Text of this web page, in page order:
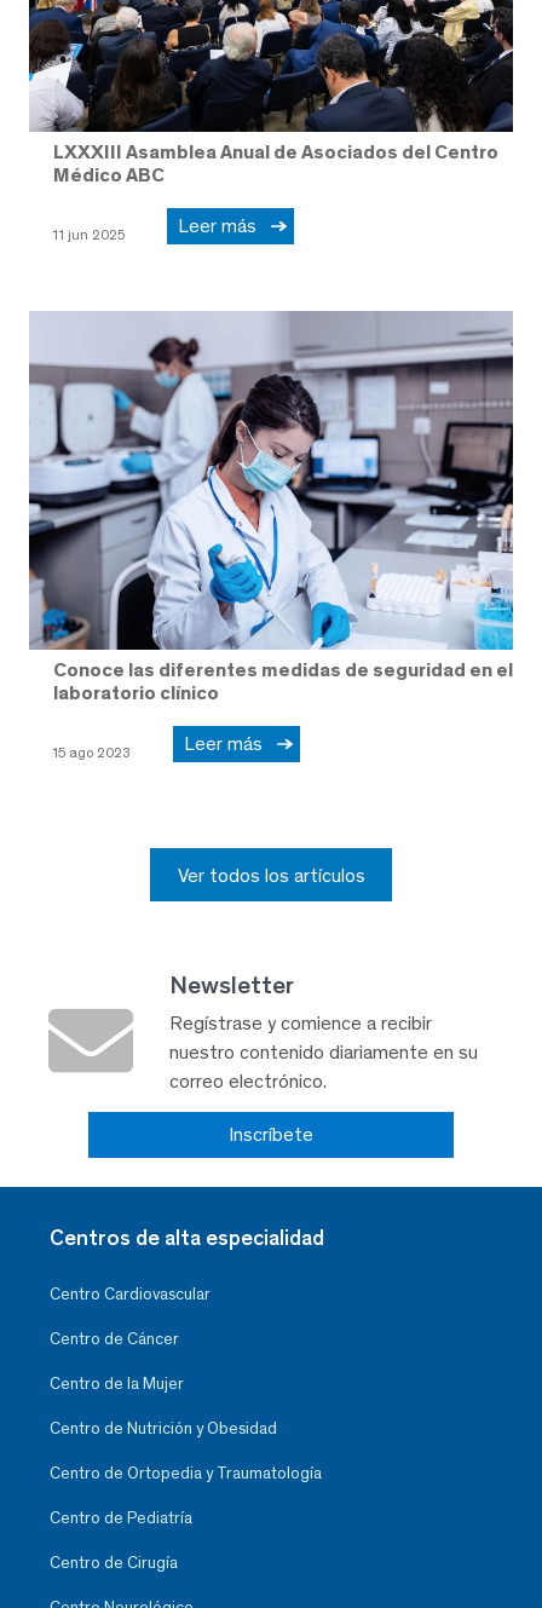
LXXXIII Asamblea Anual de Asociados del Centro
Médico ABC
11 jun 2025 Leer más
Conoce las diferentes medidas de seguridad en el
laboratorio clínico
15 ago 2023 Leer más
Ver todos los artículos
Newsletter
Regístrase y comience a recibir
nuestro contenido diariamente en su
correo electrónico.
Inscríbete
Centros de alta especialidad
Centro Cardiovascular
Centro de Cáncer
Centro de la Mujer
Centro de Nutrición y Obesidad
Centro de Ortopedia y Traumatología
Centro de Pediatría
Centro de Cirugía